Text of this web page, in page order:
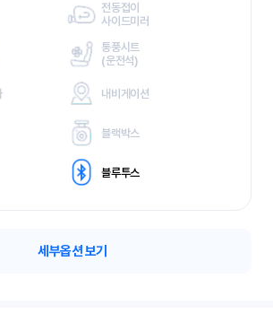
전동접이
사이드미러
통풍시트
(운전석)
내비게이션
블랙박스
블루투스
세부옵션 보기